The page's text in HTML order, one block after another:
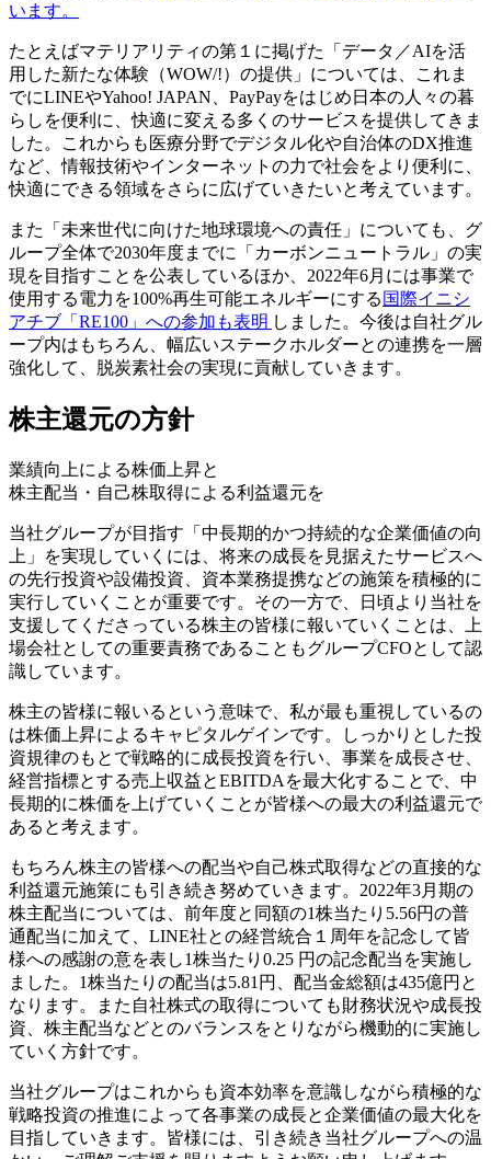
います。
たとえばマテリアリティの第１に掲げた「データ／AIを活
用した新たな体験（WOW/!）の提供」については、これま
でにLINEやYahoo! JAPAN、PayPayをはじめ日本の人々の暮
らしを便利に、快適に変える多くのサービスを提供してきま
した。これからも医療分野でデジタル化や自治体のDX推進
など、情報技術やインターネットの力で社会をより便利に、
快適にできる領域をさらに広げていきたいと考えています。
また「未来世代に向けた地球環境への責任」についても、グ
ループ全体で2030年度までに「カーボンニュートラル」の実
現を目指すことを公表しているほか、2022年6月には事業で
使用する電力を100%再生可能エネルギーにする 国際イニシ
アチブ「RE100」への参加も表明 しました。今後は自社グル
ープ内はもちろん、幅広いステークホルダーとの連携を一層
強化して、脱炭素社会の実現に貢献していきます。
株主還元の方針
業績向上による株価上昇と
株主配当・自己株取得による利益還元を
当社グループが目指す「中長期的かつ持続的な企業価値の向
上」を実現していくには、将来の成長を見据えたサービスへ
の先行投資や設備投資、資本業務提携などの施策を積極的に
実行していくことが重要です。その一方で、日頃より当社を
支援してくださっている株主の皆様に報いていくことは、上
場会社としての重要責務であることもグループCFOとして認
識しています。
株主の皆様に報いるという意味で、私が最も重視しているの
は株価上昇によるキャピタルゲインです。しっかりとした投
資規律のもとで戦略的に成長投資を行い、事業を成長させ、
経営指標とする売上収益とEBITDAを最大化することで、中
長期的に株価を上げていくことが皆様への最大の利益還元で
あると考えます。
もちろん株主の皆様への配当や自己株式取得などの直接的な
利益還元施策にも引き続き努めていきます。2022年3月期の
株主配当については、前年度と同額の1株当たり5.56円の普
通配当に加えて、LINE社との経営統合１周年を記念して皆
様への感謝の意を表し1株当たり0.25 円の記念配当を実施し
ました。1株当たりの配当は5.81円、配当金総額は435億円と
なります。また自社株式の取得についても財務状況や成長投
資、株主配当などとのバランスをとりながら機動的に実施し
ていく方針です。
当社グループはこれからも資本効率を意識しながら積極的な
戦略投資の推進によって各事業の成長と企業価値の最大化を
目指していきます。皆様には、引き続き当社グループへの温